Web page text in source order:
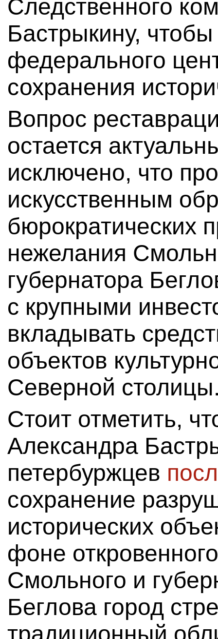
Следственного
Бастрыкину,
федерального
сохранения
Вопрос
остается
исключено, что
искусственным
бюрократических
нежелания
губернатора
с крупными
вкладывать
объектов
Северной
Стоит отметить,
Александра
петербуржцев
сохранение
исторических
фоне
Смольного и
Беглова город